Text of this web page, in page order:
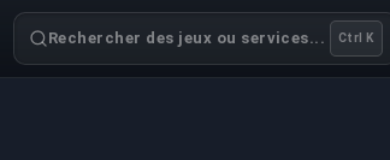
Rechercher des jeux ou services... Ctrl K